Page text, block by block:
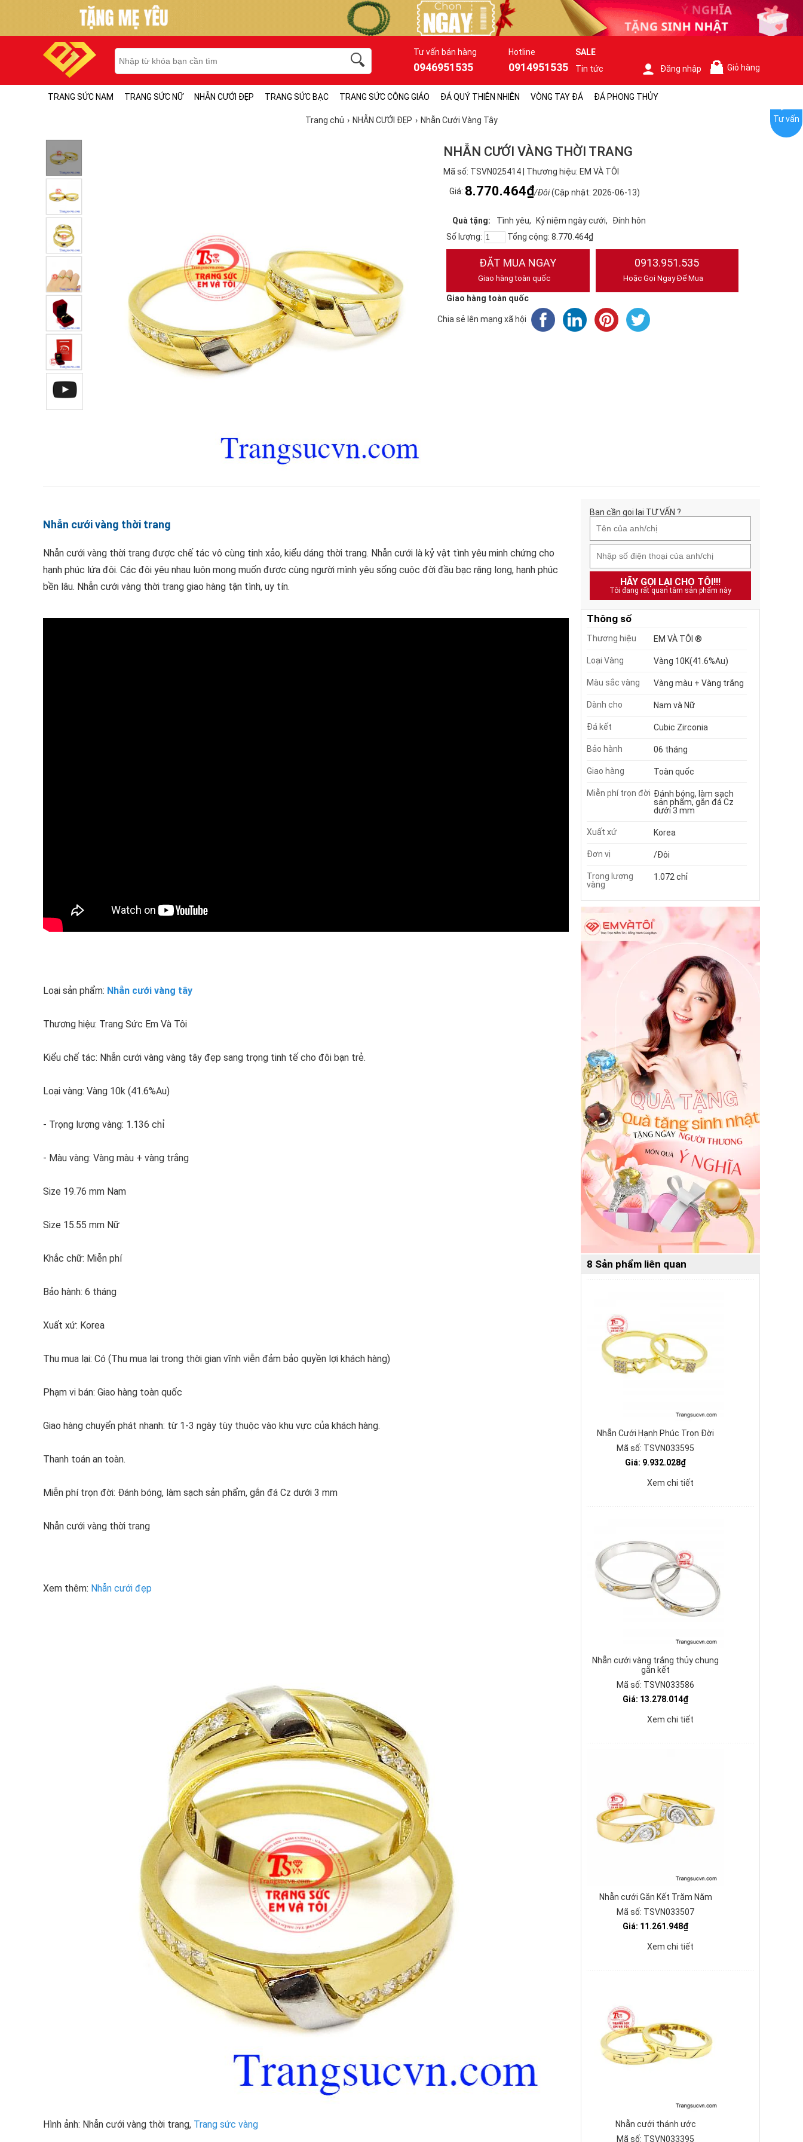
Tư vấn bán hàng
0946951535
Hotline
0914951535
SALE
Tin tức
Đăng nhập Giỏ hàng
TRANG SỨC NAM TRANG SỨC NỮ NHẪN CƯỚI ĐẸP TRANG SỨC BẠC TRANG SỨC CÔNG GIÁO ĐÁ QUÝ THIÊN NHIÊN VÒNG TAY ĐÁ ĐÁ PHONG THỦY
Trang chủ NHẪN CƯỚI ĐẸP Nhẫn Cưới Vàng Tây
NHẪN CƯỚI VÀNG THỜI TRANG
Mã số: TSVN025414 | Thương hiệu: EM VÀ TÔI
Giá: 8.770.464₫/Đôi(Cập nhật: 2026-06-13)
Quà tặng: Tình yêu Kỷ niệm ngày cưới
Đính hôn
Số lượng:
Tổng cộng: 8.770.464₫
ĐẶT MUA NGAY
Giao hàng toàn quốc
0913.951.535
Hoặc Gọi Ngay Để Mua
Giao hàng toàn quốc
Chia sẻ lên mạng xã hội
Nhẫn cưới vàng thời trang
Nhẫn cưới vàng thời trang được chế tác vô cùng tinh xảo, kiểu dáng thời trang. Nhẫn cưới là kỷ vật tình yêu minh chứng cho
hạnh phúc lứa đôi. Các đôi yêu nhau luôn mong muốn được cùng người mình yêu sống cuộc đời đầu bạc rặng long, hạnh phúc
bền lâu. Nhẫn cưới vàng thời trang giao hàng tận tình, uy tín.
Loại sản phẩm: Nhẫn cưới vàng tây
Thương hiệu: Trang Sức Em Và Tôi
Kiểu chế tác: Nhẫn cưới vàng vàng tây đẹp sang trọng tinh tế cho đôi bạn trẻ.
Loại vàng: Vàng 10k (41.6%Au)
- Trọng lượng vàng: 1.136 chỉ
- Màu vàng: Vàng màu + vàng trắng
Size 19.76 mm Nam
Size 15.55 mm Nữ
Khắc chữ: Miễn phí
Bảo hành: 6 tháng
Xuất xứ: Korea
Thu mua lại: Có (Thu mua lại trong thời gian vĩnh viễn đảm bảo quyền lợi khách hàng)
Phạm vi bán: Giao hàng toàn quốc
Giao hàng chuyển phát nhanh: từ 1-3 ngày tùy thuộc vào khu vực của khách hàng.
Thanh toán an toàn.
Miễn phí trọn đời: Đánh bóng, làm sạch sản phẩm, gắn đá Cz dưới 3 mm
Nhẫn cưới vàng thời trang
Xem thêm: Nhẫn cưới đẹp
Hình ảnh: Nhẫn cưới vàng thời trang, Trang sức vàng
Bạn cần gọi lại TƯ VẤN ?
HÃY GỌI LẠI CHO TÔI!!!
Tôi đang rất quan tâm sản phẩm này
Thông số
Thương hiệu EM VÀ TÔI ®
Loại Vàng Vàng 10K(41.6%Au)
Màu sắc vàng Vàng màu + Vàng trắng
Dành cho Nam và Nữ
Đá kết Cubic Zirconia
Bảo hành 06 tháng
Giao hàng Toàn quốc
Miễn phí trọn đời Đánh bóng, làm sạch
sản phẩm, gắn đá Cz
dưới 3 mm
Xuất xứ Korea
Đơn vị /Đôi
Trọng lượng
vàng
1.072 chỉ
8 Sản phẩm liên quan
Nhẫn Cưới Hạnh Phúc Trọn Đời
Mã số: TSVN033595
Giá: 9.932.028₫
Xem chi tiết
Nhẫn cưới vàng trắng thủy chung
gắn kết
Mã số: TSVN033586
Giá: 13.278.014₫
Xem chi tiết
Nhẫn cưới Gắn Kết Trăm Năm
Mã số: TSVN033507
Giá: 11.261.948₫
Xem chi tiết
Nhẫn cưới thánh ước
Mã số: TSVN033395
Tư vấn